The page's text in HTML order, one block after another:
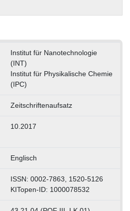
Institut für Nanotechnologie
(INT)
Institut für Physikalische Chemie
(IPC)
Zeitschriftenaufsatz
10.2017
Englisch
ISSN: 0002-7863, 1520-5126
KITopen-ID: 1000078532